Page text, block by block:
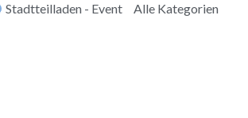
Stadtteilladen - Event
Alle Kategorien